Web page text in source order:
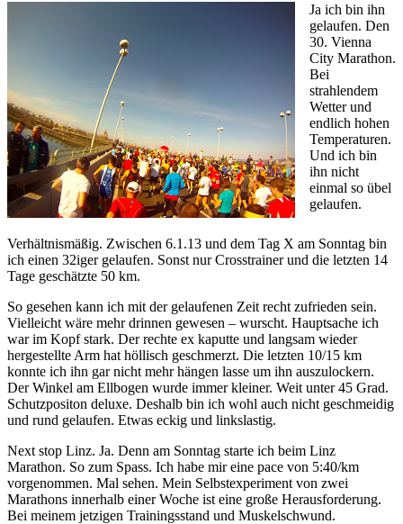
Ja ich bin ihn
gelaufen. Den
30. Vienna
City Marathon.
Bei
strahlendem
Wetter und
endlich hohen
Temperaturen.
Und ich bin
ihn nicht
einmal so übel
gelaufen.
Verhältnismäßig. Zwischen 6.1.13 und dem Tag X am Sonntag bin
ich einen 32iger gelaufen. Sonst nur Crosstrainer und die letzten 14
Tage geschätzte 50 km.
So gesehen kann ich mit der gelaufenen Zeit recht zufrieden sein.
Vielleicht wäre mehr drinnen gewesen – wurscht. Hauptsache ich
war im Kopf stark. Der rechte ex kaputte und langsam wieder
hergestellte Arm hat höllisch geschmerzt. Die letzten 10/15 km
konnte ich ihn gar nicht mehr hängen lasse um ihn auszulockern.
Der Winkel am Ellbogen wurde immer kleiner. Weit unter 45 Grad.
Schutzpositon deluxe. Deshalb bin ich wohl auch nicht geschmeidig
und rund gelaufen. Etwas eckig und linkslastig.
Next stop Linz. Ja. Denn am Sonntag starte ich beim Linz
Marathon. So zum Spass. Ich habe mir eine pace von 5:40/km
vorgenommen. Mal sehen. Mein Selbstexperiment von zwei
Marathons innerhalb einer Woche ist eine große Herausforderung.
Bei meinem jetzigen Trainingsstand und Muskelschwund.